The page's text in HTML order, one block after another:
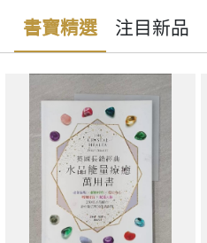
書寶精選 注目新品